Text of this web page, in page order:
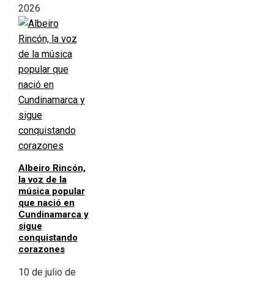
2026
Albeiro Rincón,
la voz de la
música popular
que nació en
Cundinamarca y
sigue
conquistando
corazones
10 de julio de